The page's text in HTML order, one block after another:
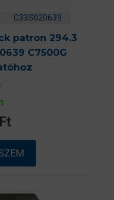
C33S020639
patron 294.3
C7500G
Ft